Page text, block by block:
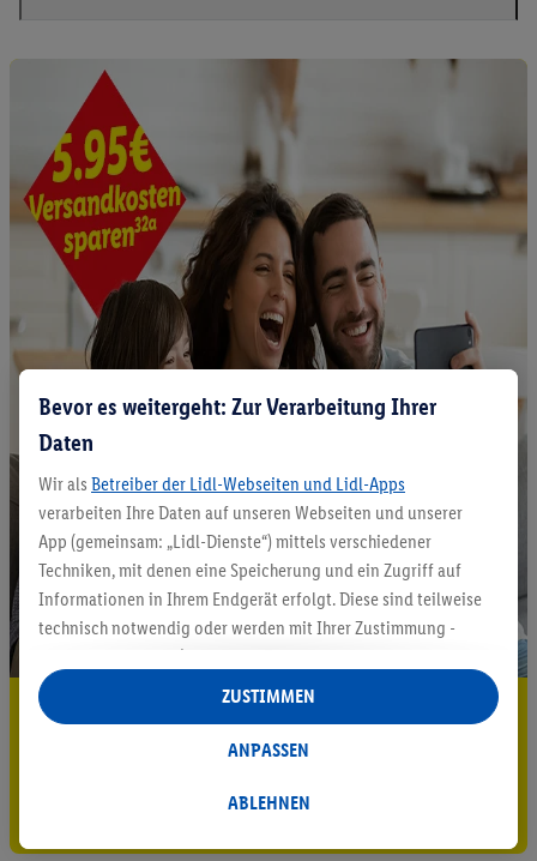
5.95 € Versand sparen³²ᵃ
Jetzt zum Newsletter anmelden
Gutschein sichern!
Bevor es weitergeht: Zur Verarbeitung Ihrer
Daten
Wir als Betreiber der Lidl-Webseiten und Lidl-Apps
verarbeiten Ihre Daten auf unseren Webseiten und unserer
App (gemeinsam: „Lidl-Dienste“) mittels verschiedener
Techniken, mit denen eine Speicherung und ein Zugriff auf
Informationen in Ihrem Endgerät erfolgt. Diese sind teilweise
technisch notwendig oder werden mit Ihrer Zustimmung -
auch durch Partner (u.a.
Verantwortliche; im Zusammenhang mit dem IAB TCF
insgesamt
Statistik-Erstellung oder für personalisierte Werbung
Datenverarbeitungen für personalisierte Werbung werden
ABLEHNEN
ANPASSEN
ZUSTIMMEN